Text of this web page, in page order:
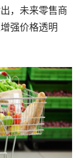
，未来零售商
强价格透明